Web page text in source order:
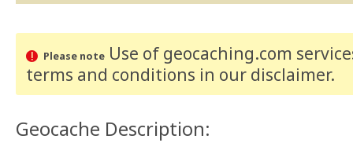
Please noteUse of geocaching.com
terms and conditions in our disclaimer.
Geocache Description: